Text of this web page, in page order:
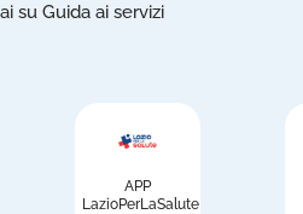
su Guida ai servizi
APP
LazioPerLaSalute